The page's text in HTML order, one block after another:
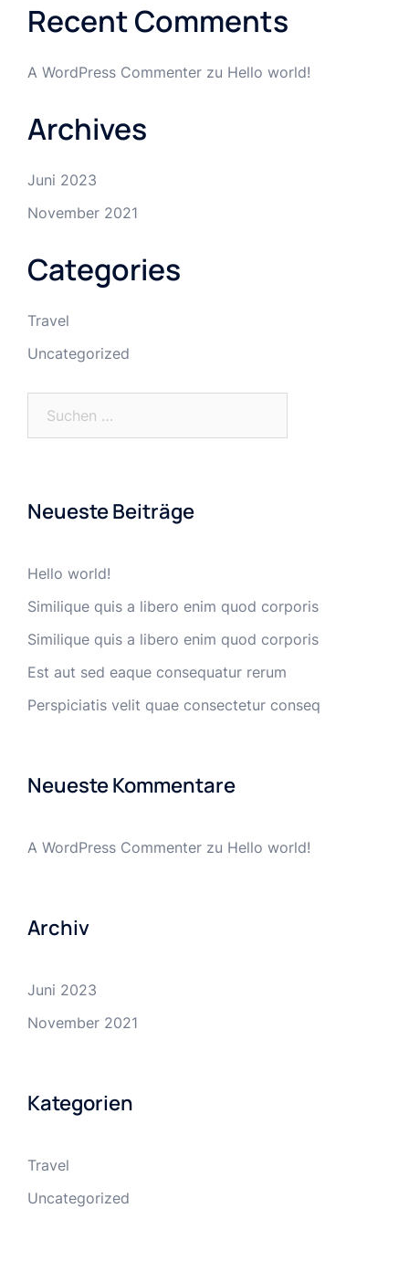
Recent Comments
A WordPress Commenter zu Hello world!
Archives
Juni 2023
November 2021
Categories
Travel
Uncategorized
Neueste Beiträge
Hello world!
Similique quis a libero enim quod corporis
Similique quis a libero enim quod corporis
Est aut sed eaque consequatur rerum
Perspiciatis velit quae consectetur conseq
Neueste Kommentare
A WordPress Commenter zu Hello world!
Archiv
Juni 2023
November 2021
Kategorien
Travel
Uncategorized